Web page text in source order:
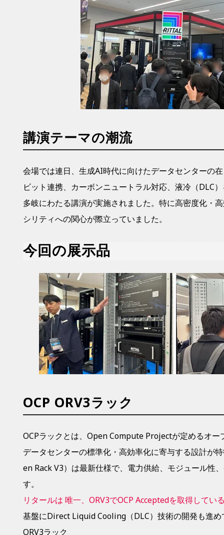
講演テーマの潮流
会場では連日、 生成AI時代に向けたデータセンターの
ビット連携、カーボンニュートラル対応、液冷（DLC
多岐にわたる講演が実施されました。特に高密度化・
シリティへの関心が際立っていました。
今回の展示品
OCP ORV3ラック
OCPラックとは、Open Compute Projectが定めるオー
データセンターの標準化・高効率化に寄与する設計が
en Rack V3）は最新仕様で、電力供給、モジュール性
す。
リタールは 唯一、ORV3でOCP Acceptedを取得してい
基盤にDirect Liquid Cooling（DLC）技術の開発も進
ORV3ラック